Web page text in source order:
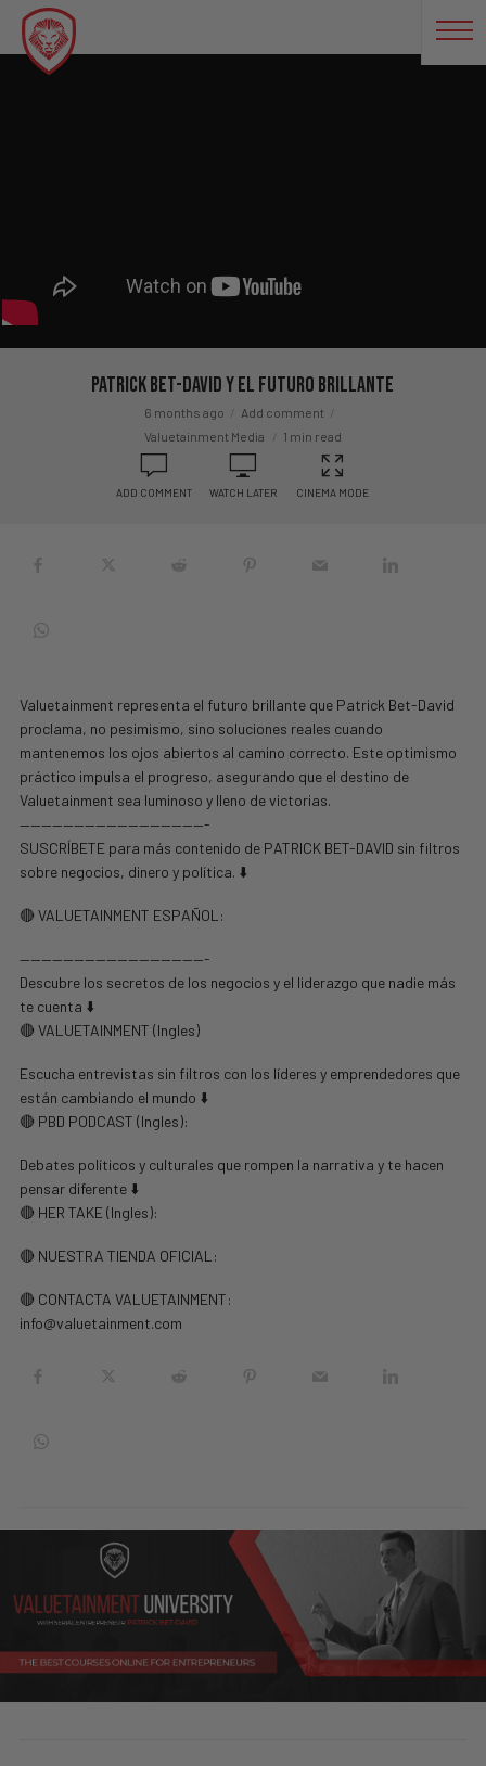
Patrick Bet-David Y El Futuro Brillante
6 months ago
Add comment
Valuetainment Media
1 min read
ADD COMMENT WATCH LATER CINEMA MODE
Valuetainment representa el futuro brillante que Patrick Bet-David
proclama, no pesimismo, sino soluciones reales cuando
mantenemos los ojos abiertos al camino correcto. Este optimismo
práctico impulsa el progreso, asegurando que el destino de
Valuetainment sea luminoso y lleno de victorias.
—————————————————-
SUSCRÍBETE para más contenido de PATRICK BET-DAVID sin filtros
sobre negocios, dinero y política. ⬇️
🔴 VALUETAINMENT ESPAÑOL:
—————————————————-
Descubre los secretos de los negocios y el liderazgo que nadie más
te cuenta ⬇️
🔴 VALUETAINMENT (Ingles)
Escucha entrevistas sin filtros con los líderes y emprendedores que
están cambiando el mundo ⬇️
🔴 PBD PODCAST (Ingles):
Debates políticos y culturales que rompen la narrativa y te hacen
pensar diferente ⬇️
🔴 HER TAKE (Ingles):
🔴 NUESTRA TIENDA OFICIAL:
🔴 CONTACTA VALUETAINMENT:
info@valuetainment.com